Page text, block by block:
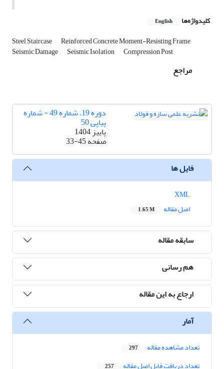
کلیدواژه‌ها English
Steel Staircase Reinforced Concrete Moment-Resisting Frame
Seismic Damage Seismic Isolation Compression Post
مراجع
دوره 19، شماره 49 - شماره
پیاپی 50
پاییز 1404
صفحه33-45
فایل ها
اصل مقاله
1.65 M
سابقه مقاله
هم رسانی
ارجاع به این مقاله
آمار
تعداد مشاهده مقاله 297
تعداد دریافت فایل اصل مقاله 257